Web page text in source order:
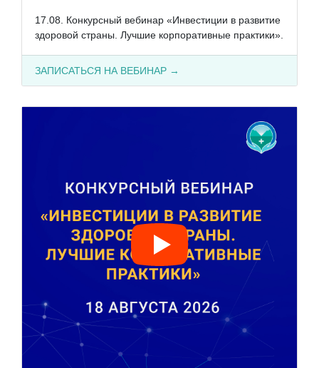
17.08. Конкурсный вебинар «Инвестиции в развитие
здоровой страны. Лучшие корпоративные практики».
ЗАПИСАТЬСЯ НА ВЕБИНАР →